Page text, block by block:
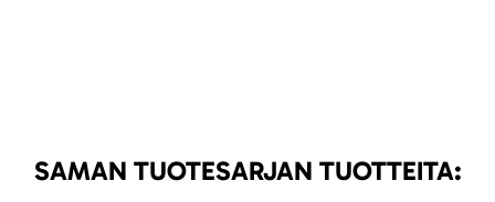
SAMAN TUOTESARJAN TUOTTEITA: